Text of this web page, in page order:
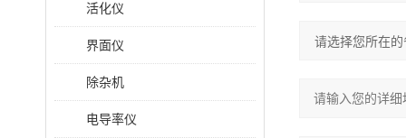
活化仪
界面仪
除杂机
电导率仪